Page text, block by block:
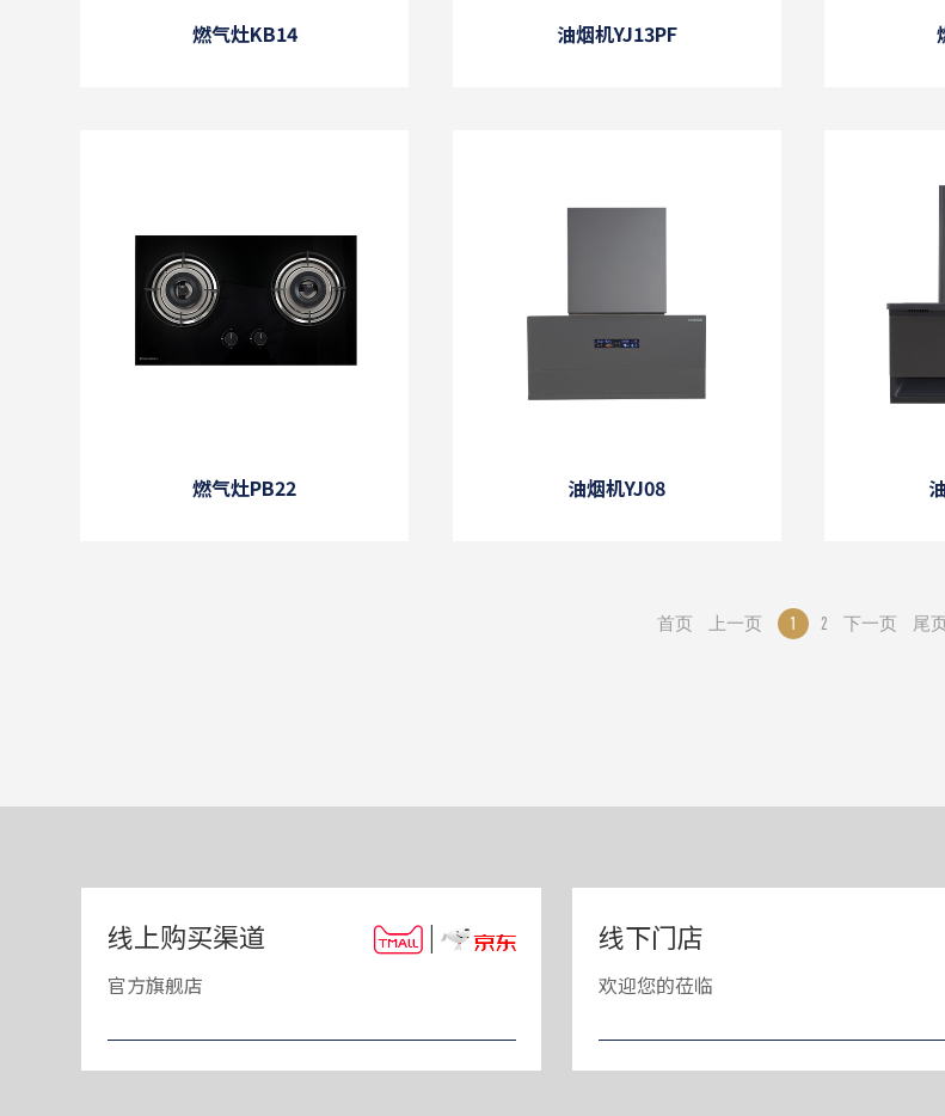
燃气灶KB14 油烟机YJ13PF
燃气灶PB22 油烟机YJ08
首页 上一页 1 2 下一页 尾
线上购买渠道 |
官方旗舰店
线下门店
欢迎您的莅临